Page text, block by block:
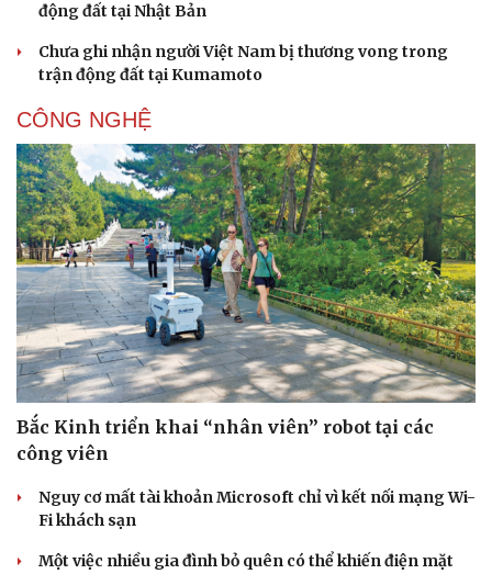
Sức khỏe
Dinh dưỡng - món ngon
Nhà đẹp
động đất tại Nhật Bản
Chưa ghi nhận người Việt Nam bị thương vong trong
trận động đất tại Kumamoto
CÔNG NGHỆ
Bắc Kinh triển khai “nhân viên” robot tại các
công viên
Nguy cơ mất tài khoản Microsoft chỉ vì kết nối mạng Wi-
Fi khách sạn
Một việc nhiều gia đình bỏ quên có thể khiến điện mặt